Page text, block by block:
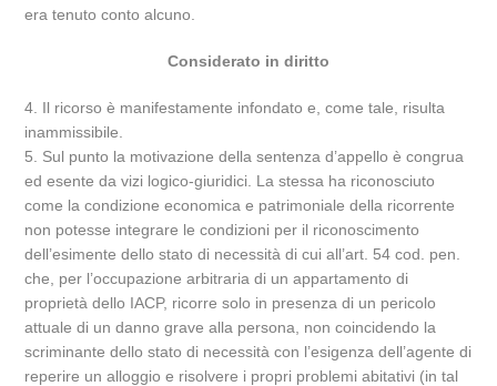
era tenuto conto alcuno.
Considerato in diritto
4. Il ricorso è manifestamente infondato e, come tale, risulta
inammissibile.
5. Sul punto la motivazione della sentenza d’appello è congrua
ed esente da vizi logico-giuridici. La stessa ha riconosciuto
come la condizione economica e patrimoniale della ricorrente
non potesse integrare le condizioni per il riconoscimento
dell’esimente dello stato di necessità di cui all’art. 54 cod. pen.
che, per l’occupazione arbitraria di un appartamento di
proprietà dello IACP, ricorre solo in presenza di un pericolo
attuale di un danno grave alla persona, non coincidendo la
scriminante dello stato di necessità con l’esigenza dell’agente di
reperire un alloggio e risolvere i propri problemi abitativi (in tal